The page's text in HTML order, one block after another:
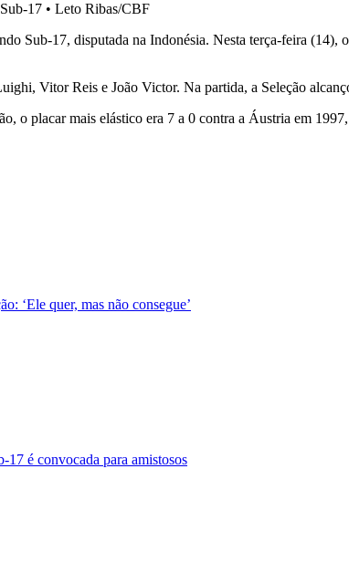
17 • Leto Ribas/CBF
Sub-17, disputada na Indonésia. Nesta terça-feira
Vitor Reis e João Victor. Na partida, a Seleção
o placar mais elástico era 7 a 0 contra a Áustria em
‘Ele quer, mas não consegue’
é convocada para amistosos